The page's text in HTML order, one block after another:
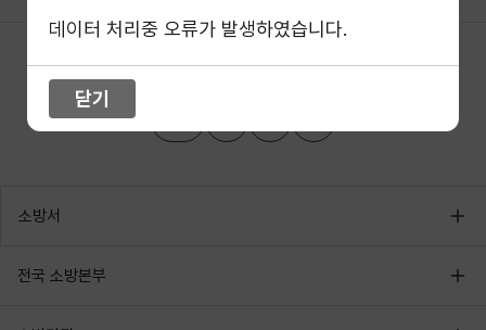
소방서
전국 소방본부
데이터 처리중 오류가 발생하였습니다.
닫기